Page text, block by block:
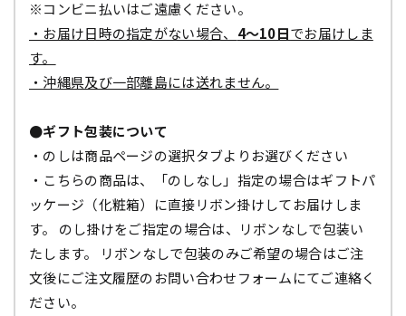
※コンビニ払いはご遠慮ください。
・お届け日時の指定がない場合、 4～10日でお届けしま
す。
・沖縄県及び一部離島には送れません。
●ギフト包装について
・のしは商品ページの選択タブよりお選びください
・こちらの商品は、「のしなし」指定の場合はギフトパ
ッケージ（化粧箱）に直接リボン掛けしてお届けしま
す。 のし掛けをご指定の場合は、リボンなしで包装い
たします。 リボンなしで包装のみご希望の場合はご注
文後にご注文履歴のお問い合わせフォームにてご連絡く
ださい。